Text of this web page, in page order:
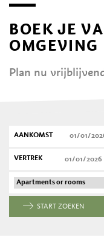
BOEK JE
OMGEVING
Plan nu
AANKOMST
VERTREK
START ZOEKEN